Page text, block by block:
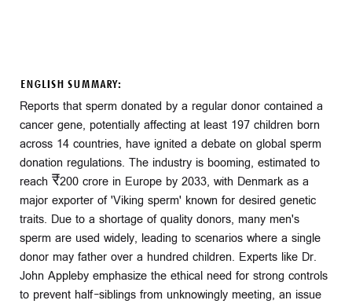
ENGLISH SUMMARY:
Reports that sperm donated by a regular donor contained a
cancer gene, potentially affecting at least 197 children born
across 14 countries, have ignited a debate on global sperm
donation regulations. The industry is booming, estimated to
reach ₹200 crore in Europe by 2033, with Denmark as a
major exporter of 'Viking sperm' known for desired genetic
traits. Due to a shortage of quality donors, many men's
sperm are used widely, leading to scenarios where a single
donor may father over a hundred children. Experts like Dr.
John Appleby emphasize the ethical need for strong controls
to prevent half-siblings from unknowingly meeting, an issue